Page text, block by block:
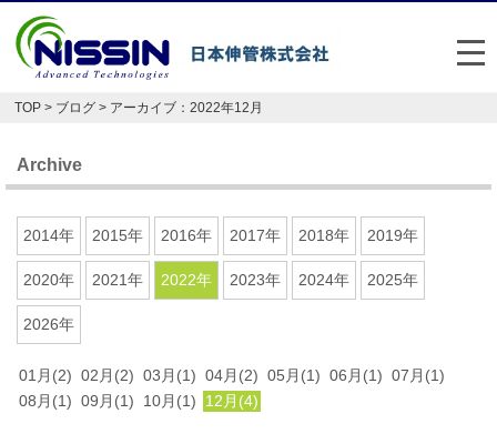
メ
日本伸管の強み
お悩み解決事例
企業情報
FAQ
TOP > ブログ > アーカイブ：2022年12月
Archive
2014年 2015年 2016年 2017年 2018年 2019年
2020年 2021年 2022年 2023年 2024年 2025年
2026年
01月(2) 02月(2) 03月(1) 04月(2) 05月(1) 06月(1) 07月(1)
08月(1) 09月(1) 10月(1) 12月(4)